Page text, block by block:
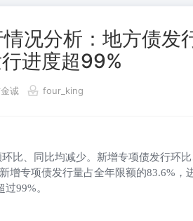
况分析：地方债发
进度超99%
诚 four_king
比、同比均减少。新增专项债发行环
增专项债发行量占全年限额的83.6%，
99%。